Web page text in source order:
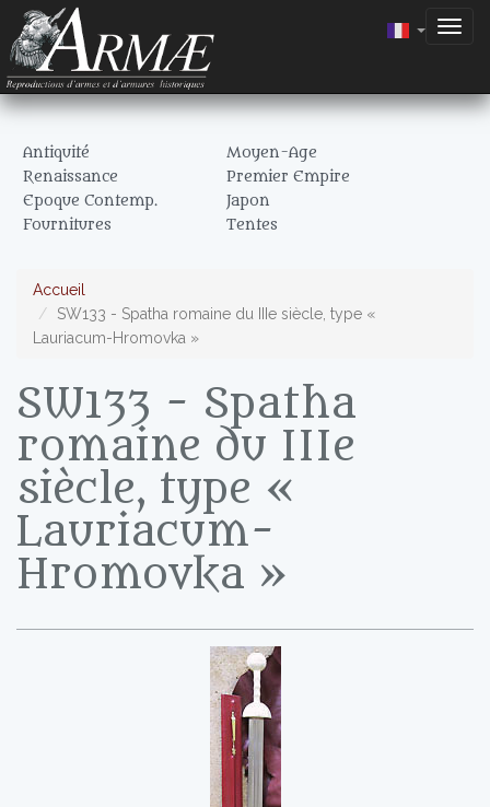
Antiquité
Moyen-Age
Renaissance
Premier Empire
Epoque Contemp.
Japon
Fournitures
Tentes
Accueil
SW133 - Spatha romaine du IIIe siècle, type «
Lauriacum-Hromovka »
SW133 - Spatha
romaine du IIIe
siècle, type «
Lauriacum-
Hromovka »